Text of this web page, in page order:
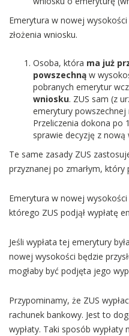
Emerytura w nowej
złożenia wniosku.
Osoba, która ma już
powszechną w
pobranych emerytur
wniosku. ZUS sam (z
emerytury
Przeliczenia dokona po
sprawie decyzję z nową
Te same zasady ZUS
przyznanej po zmarłym, który
Emerytura w nowej
którego ZUS podjął wypłatę
Jeśli wypłata tej emerytury
nowej wysokości będzie
mogłaby być podjęta jego
Przypominamy, że ZUS
rachunek bankowy. Jest to
wypłaty. Taki sposób